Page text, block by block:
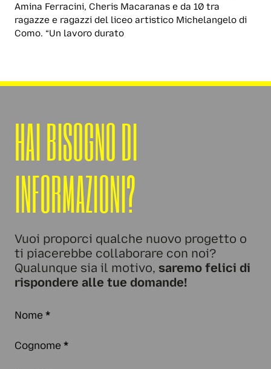
Amina Ferracini, Cheris Macaranas e da 10 tra
ragazze e ragazzi del liceo artistico Michelangelo di
Como. “Un lavoro durato
HAI BISOGNO DI
INFORMAZIONI?
Vuoi proporci qualche nuovo progetto o
ti piacerebbe collaborare con noi?
Qualunque sia il motivo, saremo felici di
rispondere alle tue domande!
Nome *
Cognome *